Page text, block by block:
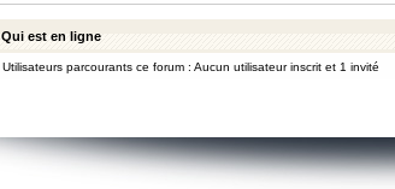
Qui est en ligne
Utilisateurs parcourants ce forum : Aucun utilisateur inscrit et 1 invité